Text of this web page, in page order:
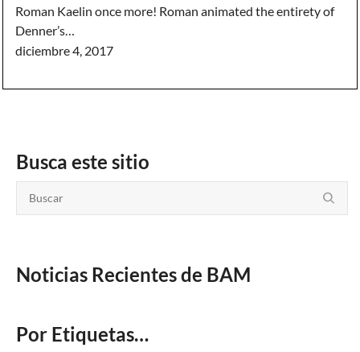
Roman Kaelin once more! Roman animated the entirety of
Denner’s…
diciembre 4, 2017
Busca este sitio
Noticias Recientes de BAM
Por Etiquetas…